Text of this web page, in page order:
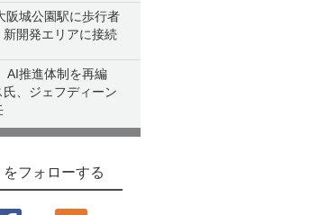
阪城公園駅に歩行者
開発エリアに接続
AI推進体制を再編
氏、ジェフディーン
をフォローする